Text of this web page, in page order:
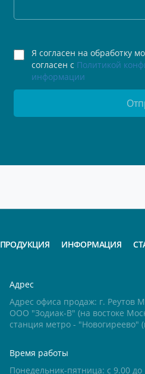
Я согласен на обработку
согласен с Политикой
информации
ПРОДУКЦИЯ ИНФОРМАЦИЯ
Адрес
Адрес офиса продаж: г. Реутов
ООО "Зодиак-В" (на востоке
станция метро - "Новогиреево"
Время работы
Понедельник-пятница: с 9.00 до